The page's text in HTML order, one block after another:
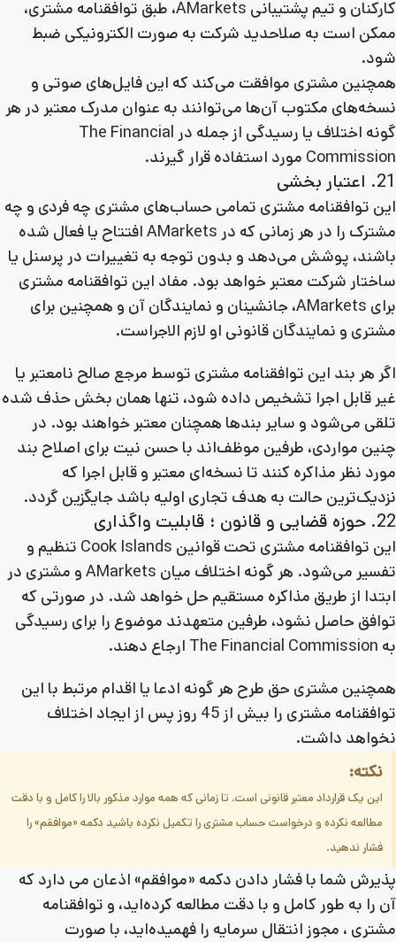
کارکنان و تیم پشتیبانی AMarkets، طبق توافقنامه مشتری،
ممکن است به صلاحدید شرکت به صورت الکترونیکی ضبط
شود.
همچنین مشتری موافقت می‌کند که این فایل‌های صوتی و
نسخه‌های مکتوب آن‌ها می‌توانند به عنوان مدرک معتبر در هر
گونه اختلاف یا رسیدگی از جمله در The Financial
Commission مورد استفاده قرار گیرند.
21. اعتبار بخشی
این توافقنامه مشتری تمامی حساب‌های مشتری چه فردی و چه
مشترک را در هر زمانی که در AMarkets افتتاح یا فعال شده
باشند، پوشش می‌دهد و بدون توجه به تغییرات در پرسنل یا
ساختار شرکت معتبر خواهد بود. مفاد این توافقنامه مشتری
برای AMarkets، جانشینان و نمایندگان آن و همچنین برای
مشتری و نمایندگان قانونی او لازم الاجراست.
اگر هر بند این توافقنامه مشتری توسط مرجع صالح نامعتبر یا
غیر قابل اجرا تشخیص داده شود، تنها همان بخش حذف شده
تلقی می‌شود و سایر بندها همچنان معتبر خواهند بود. در
چنین مواردی، طرفین موظف‌اند با حسن نیت برای اصلاح بند
مورد نظر مذاکره کنند تا نسخه‌ای معتبر و قابل اجرا که
نزدیک‌ترین حالت به هدف تجاری اولیه باشد جایگزین گردد.
22. حوزه قضایی و قانون ؛ قابلیت واگذاری
این توافقنامه مشتری تحت قوانین Cook Islands تنظیم و
تفسیر می‌شود. هر گونه اختلاف میان AMarkets و مشتری در
ابتدا از طریق مذاکره مستقیم حل خواهد شد. در صورتی که
توافق حاصل نشود، طرفین متعهدند موضوع را برای رسیدگی
به The Financial Commission ارجاع دهند.
همچنین مشتری حق طرح هر گونه ادعا یا اقدام مرتبط با این
توافقنامه مشتری را بیش از 45 روز پس از ایجاد اختلاف
نخواهد داشت.
نکته:
این یک قرارداد معتبر قانونی است. تا زمانی که همه موارد مذکور بالا را کامل و با دقت
مطالعه نکرده و درخواست حساب مشتری را تکمیل نکرده باشید دکمه «موافقم» را
فشار ندهید.
پذیرش شما با فشار دادن دکمه «موافقم» اذعان می دارد که
آن را به طور کامل و با دقت مطالعه کرده‌اید، و توافقنامه
مشتری ، مجوز انتقال سرمایه را فهمیده‌اید، با صورت